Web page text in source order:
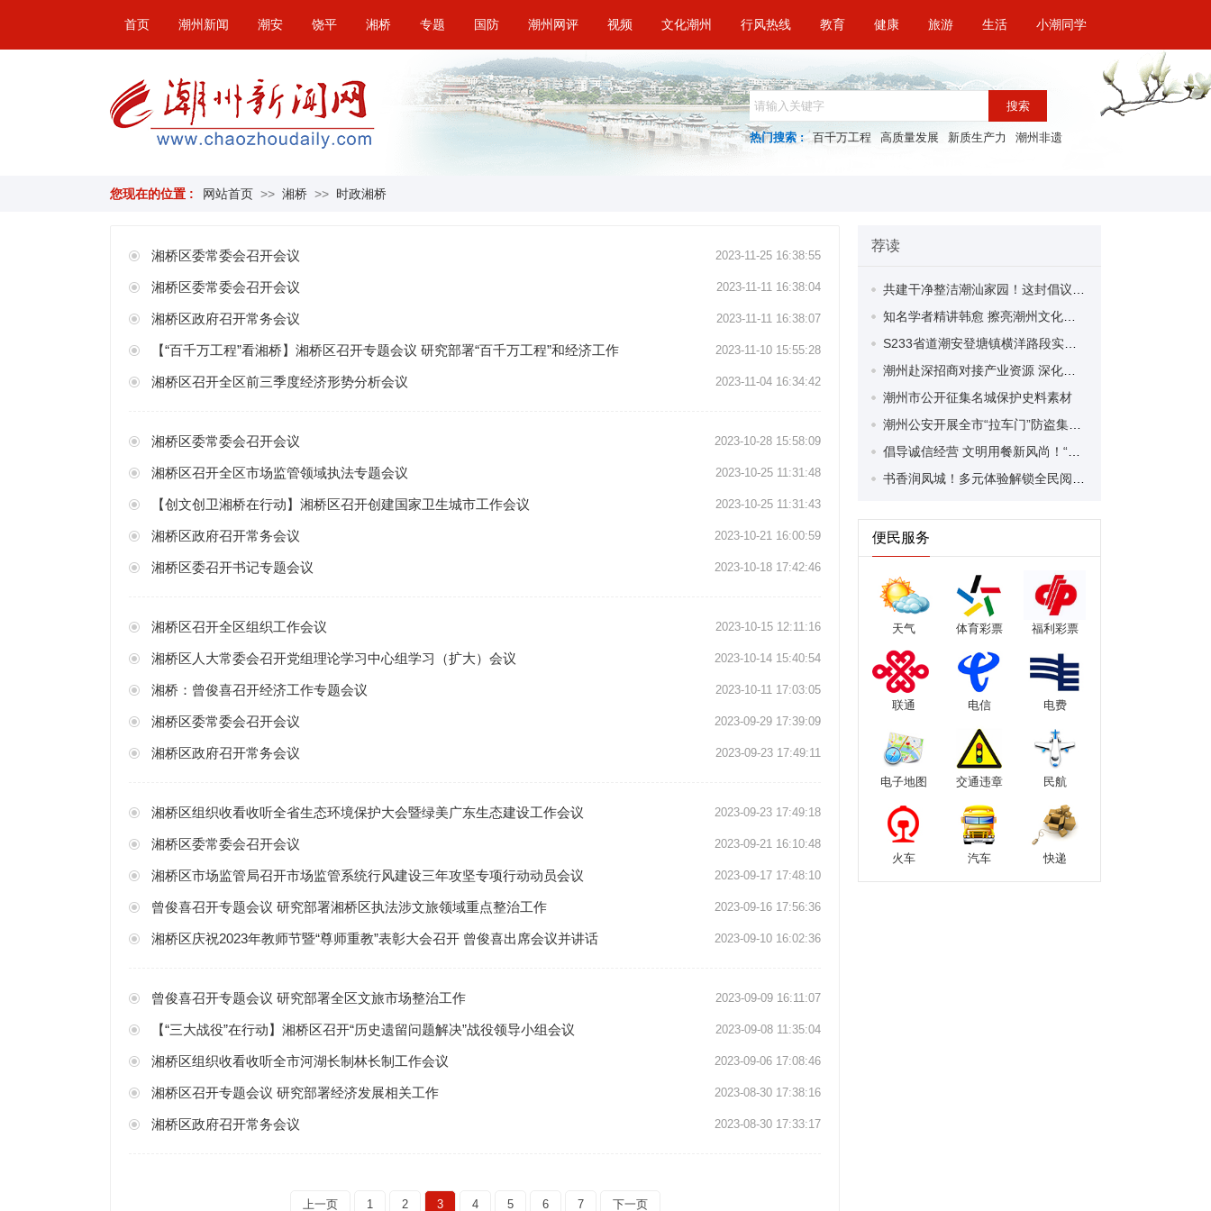
首页 潮州新闻 潮安 饶平 湘桥 专题 国防 潮州网评 视频 文化潮州 行风热线 教育 健康 旅游 生活 小潮同学
搜索
热门搜索 : 百千万工程 高质量发展 新质生产力 潮州非遗
您现在的位置 : 网站首页 >> 湘桥 >> 时政湘桥
2023-11-25 16:38:55
湘桥区委常委会召开会议
2023-11-11 16:38:04
湘桥区委常委会召开会议
2023-11-11 16:38:07
湘桥区政府召开常务会议
2023-11-10 15:55:28
【“百千万工程”看湘桥】湘桥区召开专题会议 研究部署“百千万工程”和经济工作
2023-11-04 16:34:42
湘桥区召开全区前三季度经济形势分析会议
2023-10-28 15:58:09
湘桥区委常委会召开会议
2023-10-25 11:31:48
湘桥区召开全区市场监管领域执法专题会议
2023-10-25 11:31:43
【创文创卫湘桥在行动】湘桥区召开创建国家卫生城市工作会议
2023-10-21 16:00:59
湘桥区政府召开常务会议
2023-10-18 17:42:46
湘桥区委召开书记专题会议
2023-10-15 12:11:16
湘桥区召开全区组织工作会议
2023-10-14 15:40:54
湘桥区人大常委会召开党组理论学习中心组学习（扩大）会议
2023-10-11 17:03:05
湘桥：曾俊喜召开经济工作专题会议
2023-09-29 17:39:09
湘桥区委常委会召开会议
2023-09-23 17:49:11
湘桥区政府召开常务会议
2023-09-23 17:49:18
湘桥区组织收看收听全省生态环境保护大会暨绿美广东生态建设工作会议
2023-09-21 16:10:48
湘桥区委常委会召开会议
2023-09-17 17:48:10
湘桥区市场监管局召开市场监管系统行风建设三年攻坚专项行动动员会议
2023-09-16 17:56:36
曾俊喜召开专题会议 研究部署湘桥区执法涉文旅领域重点整治工作
2023-09-10 16:02:36
湘桥区庆祝2023年教师节暨“尊师重教”表彰大会召开 曾俊喜出席会议并讲话
2023-09-09 16:11:07
曾俊喜召开专题会议 研究部署全区文旅市场整治工作
2023-09-08 11:35:04
【“三大战役”在行动】湘桥区召开“历史遗留问题解决”战役领导小组会议
2023-09-06 17:08:46
湘桥区组织收看收听全市河湖长制林长制工作会议
2023-08-30 17:38:16
湘桥区召开专题会议 研究部署经济发展相关工作
2023-08-30 17:33:17
湘桥区政府召开常务会议
上一页 1 2 3 4 5 6 7 下一页
荐读
潮州市公开征集名城保护史料素材
便民服务
天气 体育彩票 福利彩票
联通 电信 电费
电子地图 交通违章 民航
火车 汽车 快递